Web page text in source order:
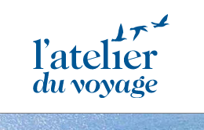
Panneau de gestion des cookies